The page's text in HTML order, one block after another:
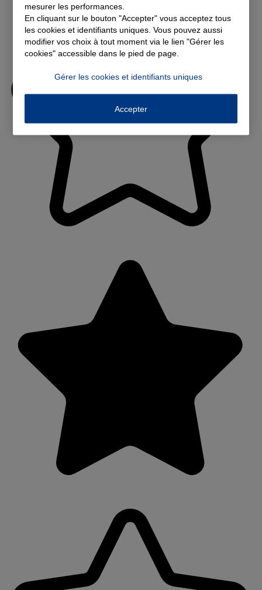
mesurer les performances.
En cliquant sur le bouton "Accepter" vous acceptez tous
les cookies et identifiants uniques. Vous pouvez aussi
modifier vos choix à tout moment via le lien "Gérer les
cookies" accessible dans le pied de page.
Gérer les cookies et identifiants uniques
Accepter